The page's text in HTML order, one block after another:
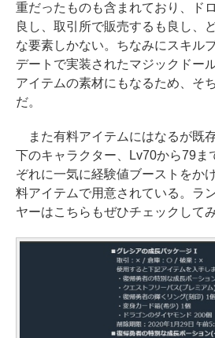
重だったものも含まれており、ド
良し、取引所で販売するも良し、
な要素しかない。ちなみにスキル
デートで実装されたマジックドー
アイテムの素材にもなるため、そ
だ。
また有料アイテムにはなるが既
下のキャラクター、Lv70から79ま
ぞれに一気に経験値ブーストをか
料アイテムで用意されている。ラ
ヤーはこちらもぜひチェックして